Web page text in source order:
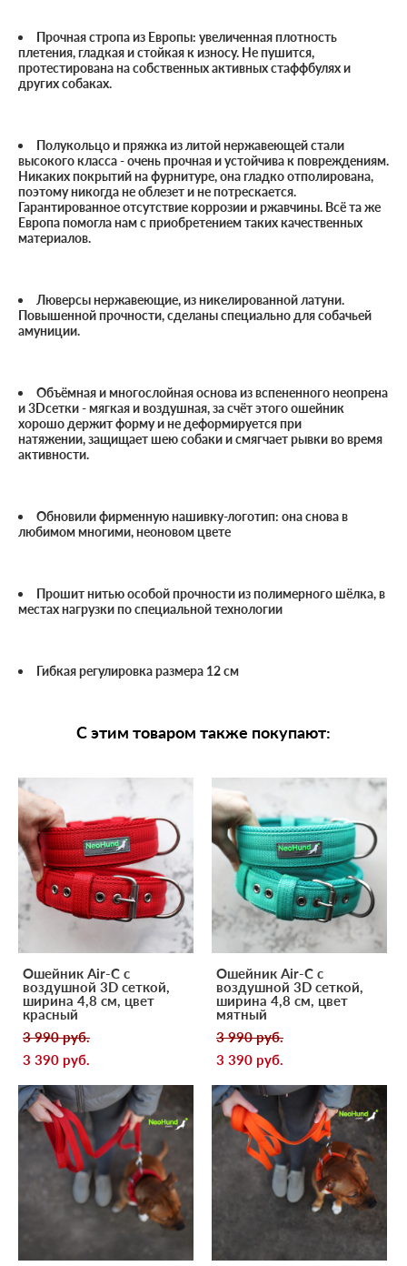
Прочная стропа из Европы: увеличенная плотность
плетения, гладкая и стойкая к износу. Не пушится,
протестирована на собственных активных стаффбулях и
других собаках.
Полукольцо и пряжка из литой нержавеющей стали
высокого класса - очень прочная и устойчива к повреждениям.
Никаких покрытий на фурнитуре, она гладко отполирована,
поэтому никогда не облезет и не потрескается.
Гарантированное отсутствие коррозии и ржавчины. Всё та же
Европа помогла нам с приобретением таких качественных
материалов.
Люверсы нержавеющие, из никелированной латуни.
Повышенной прочности, сделаны специально для собачьей
амуниции.
Объёмная и многослойная основа из вспененного неопрена
и 3Dсетки - мягкая и воздушная, за счёт этого ошейник
хорошо держит форму и не деформируется при
натяжении, защищает шею собаки и смягчает рывки во время
активности.
Обновили фирменную нашивку-логотип: она снова в
любимом многими, неоновом цвете
Прошит нитью особой прочности из полимерного шёлка, в
местах нагрузки по специальной технологии
Гибкая регулировка размера 12 см
С этим товаром также покупают:
Ошейник Air-C с
воздушной 3D сеткой,
ширина 4,8 см, цвет
красный
3 990 pуб.
3 390 pуб.
Ошейник Air-C с
воздушной 3D сеткой,
ширина 4,8 см, цвет
мятный
3 990 pуб.
3 390 pуб.